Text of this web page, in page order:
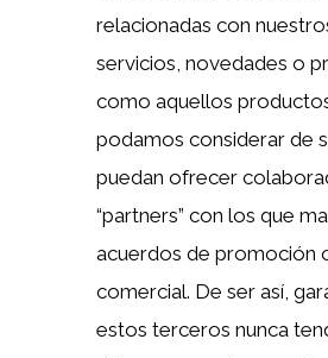
relacionadas con
servicios, novedades o
como aquellos
podamos considerar de
puedan ofrecer
“partners” con los que
acuerdos de promoción
comercial. De ser así,
estos terceros nunca